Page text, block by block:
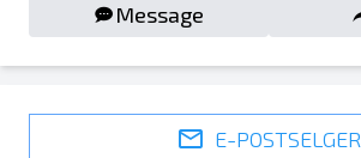
Message
E-POSTSELGER